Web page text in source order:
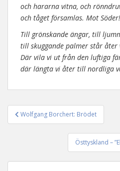
och hararna vitna, och
och tåget församlas. Mot
Till grönskande ängar, till
till skuggande palmer står åter
Där vila vi ut från den luftiga
där längta vi åter till nordliga
Inläggsnavigering
Wolfgang Borchert: Brödet
Östtyskland –